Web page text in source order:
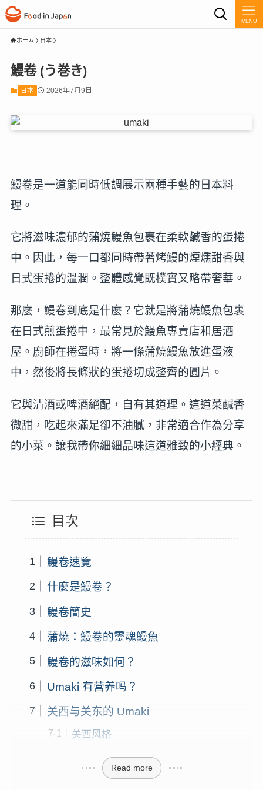
MENU
ホーム 日本
鰻卷 (う巻き)
日本 2026年7月9日
鰻卷是一道能同時低調展示兩種手藝的日本料
理。
它將滋味濃郁的蒲燒鰻魚包裹在柔軟鹹香的蛋捲
中。因此，每一口都同時帶著烤鰻的煙燻甜香與
日式蛋捲的溫潤。整體感覺既樸實又略帶奢華。
那麼，鰻卷到底是什麼？它就是將蒲燒鰻魚包裹
在日式煎蛋捲中，最常見於鰻魚專賣店和居酒
屋。廚師在捲蛋時，將一條蒲燒鰻魚放進蛋液
中，然後將長條狀的蛋捲切成整齊的圓片。
它與清酒或啤酒絕配，自有其道理。這道菜鹹香
微甜，吃起來滿足卻不油膩，非常適合作為分享
的小菜。讓我帶你細細品味這道雅致的小經典。
目次
鰻卷速覽
什麼是鰻卷？
鰻卷簡史
蒲燒：鰻卷的靈魂鰻魚
鰻卷的滋味如何？
Umaki 有营养吗？
关西与关东的 Umaki
关西风格
Read more